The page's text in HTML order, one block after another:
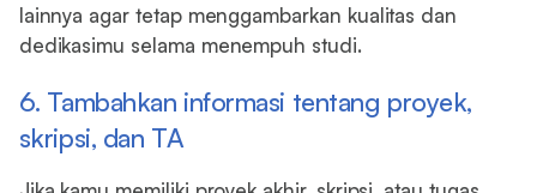
lainnya agar tetap menggambarkan kualitas dan
dedikasimu selama menempuh studi.
6. Tambahkan informasi tentang proyek,
skripsi, dan TA